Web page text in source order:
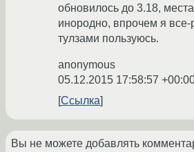
обновилось до 3.18,
инородно, впрочем я
тулзами пользуюсь.
anonymous
05.12.2015 17:58:57
Ссылка
Вы не можете добавлять